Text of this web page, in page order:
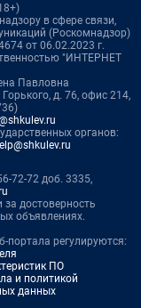
в сфере связи,
(Роскомнадзор)
от 06.02.2023 г.
"ИНТЕРНЕТ
Павловна
д. 76, офис 214,
органов:
72-72 доб. 3335,
за достоверность
объявлениях.
портала регулируются:
ПО
и политикой
данных